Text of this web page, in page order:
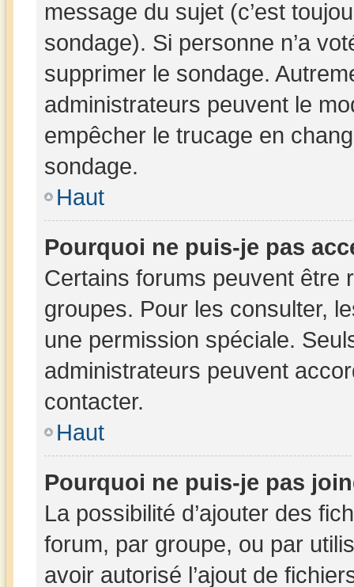
message du sujet (c’est
sondage). Si personne n’a
supprimer le sondage.
administrateurs peuvent le
empêcher le trucage en
sondage.
Haut
Pourquoi ne puis-je pas
Certains forums peuvent être
groupes. Pour les consulter,
une permission spéciale.
administrateurs peuvent
contacter.
Haut
Pourquoi ne puis-je pas
La possibilité d’ajouter des
forum, par groupe, ou par
avoir autorisé l’ajout de